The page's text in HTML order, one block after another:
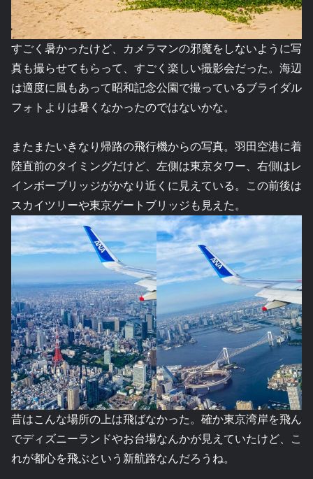
すごく暑かったけど、カメラマンの邪魔をしないように写
真も撮らせてもらって、すごく楽しい撮影会だった。海辺
は適度に風もあって昭和記念公園で撮っているブライダル
フォトよりは暑くなかったのではないかな。
またまたいきなり帰路の飛行機からの写真。羽田空港に着
陸直前のタイミングだけど、左側は東京タワー、右側はレ
インボーブリッジがかなり近くに見えている。この前後は
スカイツリーや東京ゲートブリッジも見えた。
昔はこんな場所の上は飛ばなかった。確か東京湾岸を飛ん
でディズニーランドやお台場なんかが見えていたけど、こ
れが都心を飛ぶという新航路なんだろうね。